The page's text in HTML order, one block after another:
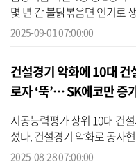
몇 년 간 불닭볶음면 인기로
늘어난 반면 기간제 근로자는
2025-09-01 07:00:00
건설경기 악화에 10대 건
로자 ‘뚝’… SK에코만 증
시공능력평가 상위 10대 건
섰다. 건설경기 악화로 공사
것으로 보인다. 28일 기업데
2025-08-28 07:00:00